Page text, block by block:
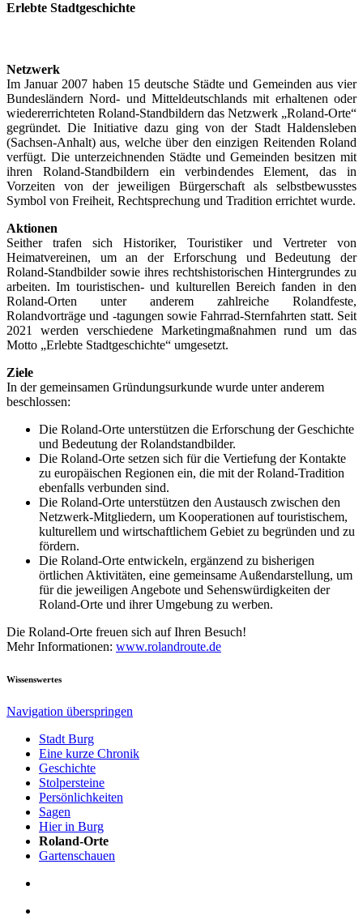
Erlebte Stadtgeschichte
Netzwerk
Im Januar 2007 haben 15 deutsche Städte und Gemeinden aus vier
Bundesländern Nord- und Mitteldeutschlands mit erhaltenen oder
wiedererrichteten Roland-Standbildern das Netzwerk „Roland-Orte“
gegründet. Die Initiative dazu ging von der Stadt Haldensleben
(Sachsen-Anhalt) aus, welche über den einzigen Reitenden Roland
verfügt. Die unterzeichnenden Städte und Gemeinden besitzen mit
ihren Roland-Standbildern ein verbindendes Element, das in
Vorzeiten von der jeweiligen Bürgerschaft als selbstbewusstes
Symbol von Freiheit, Rechtsprechung und Tradition errichtet wurde.
Aktionen
Seither trafen sich Historiker, Touristiker und Vertreter von
Heimatvereinen, um an der Erforschung und Bedeutung der
Roland-Standbilder sowie ihres rechtshistorischen Hintergrundes zu
arbeiten. Im touristischen- und kulturellen Bereich fanden in den
Roland-Orten unter anderem zahlreiche Rolandfeste,
Rolandvorträge und -tagungen sowie Fahrrad-Sternfahrten statt. Seit
2021 werden verschiedene Marketingmaßnahmen rund um das
Motto „Erlebte Stadtgeschichte“ umgesetzt.
Ziele
In der gemeinsamen Gründungsurkunde wurde unter anderem
beschlossen:
Die Roland-Orte unterstützen die Erforschung der Geschichte
und Bedeutung der Rolandstandbilder.
Die Roland-Orte setzen sich für die Vertiefung der Kontakte
zu europäischen Regionen ein, die mit der Roland-Tradition
ebenfalls verbunden sind.
Die Roland-Orte unterstützen den Austausch zwischen den
Netzwerk-Mitgliedern, um Kooperationen auf touristischem,
kulturellem und wirtschaftlichem Gebiet zu begründen und zu
fördern.
Die Roland-Orte entwickeln, ergänzend zu bisherigen
örtlichen Aktivitäten, eine gemeinsame Außendarstellung, um
für die jeweiligen Angebote und Sehenswürdigkeiten der
Roland-Orte und ihrer Umgebung zu werben.
Die Roland-Orte freuen sich auf Ihren Besuch!
Mehr Informationen: www.rolandroute.de
Wissenswertes
Navigation überspringen
Stadt Burg
Eine kurze Chronik
Geschichte
Stolpersteine
Persönlichkeiten
Sagen
Hier in Burg
Roland-Orte
Gartenschauen